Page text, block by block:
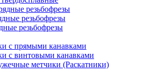
резьбофрезы
резьбофрезы
резьбофрезы
с прямыми канавками
с винтовыми канавками
метчики (Раскатники)